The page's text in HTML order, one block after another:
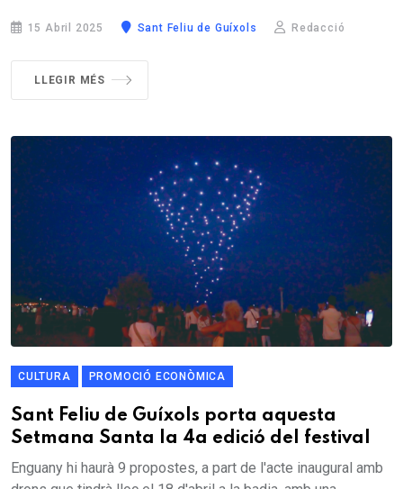
15 Abril 2025 Sant Feliu de Guíxols Redacció
LLEGIR MÉS
CULTURA PROMOCIÓ ECONÒMICA
Sant Feliu de Guíxols porta aquesta
Setmana Santa la 4a edició del festival
Enguany hi haurà 9 propostes, a part de l'acte inaugural amb